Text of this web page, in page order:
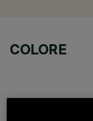
COLORE